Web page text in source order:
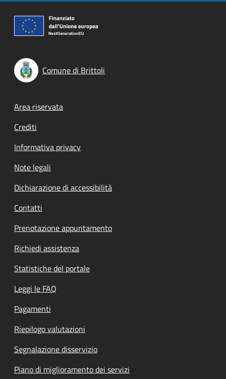
Comune di Brittoli
Footer menu
Area riservata
Crediti
Informativa privacy
Note legali
Dichiarazione di accessibilità
Contatti
Prenotazione appuntamento
Richiedi assistenza
Statistiche del portale
Leggi le FAQ
Pagamenti
Riepilogo valutazioni
Segnalazione disservizio
Piano di miglioramento dei servizi